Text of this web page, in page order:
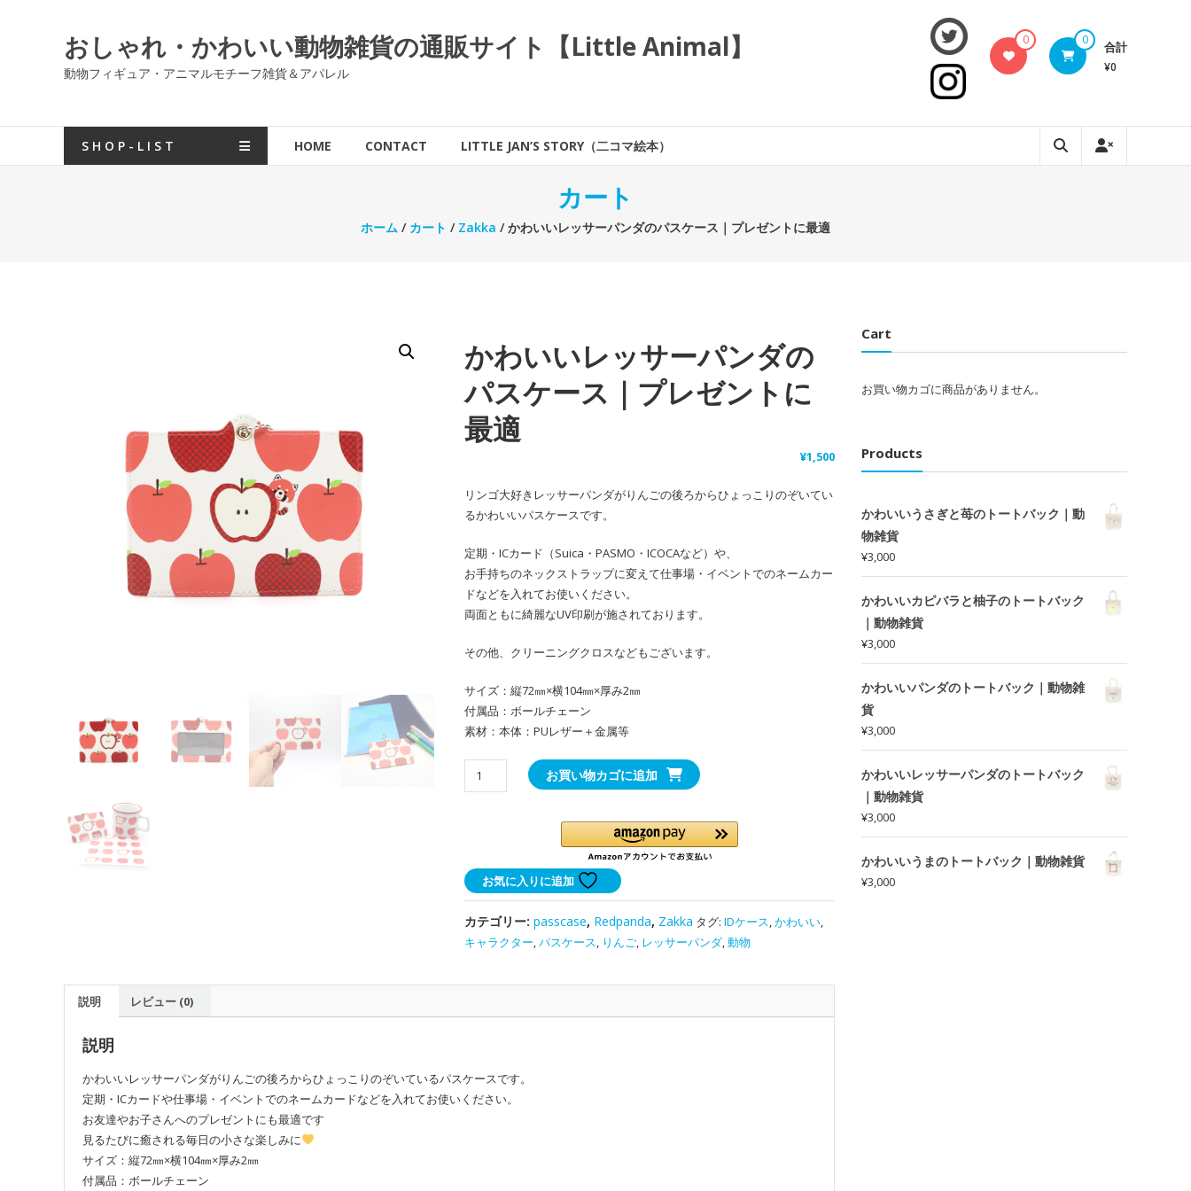
ス
おしゃれ・かわいい動物雑貨の通販サイト【Little Animal】
動物フィギュア・アニマルモチーフ雑貨＆アパレル
0 0 合計
¥0
S H O P - L I S T HOME CONTACT LITTLE JAN’S STORY（二コマ絵本）
カート
ホーム / カート / Zakka / かわいいレッサーパンダのパスケース｜プレゼントに最適
かわいいレッサーパンダの
パスケース｜プレゼントに
最適
¥1,500
リンゴ大好きレッサーパンダがりんごの後ろからひょっこりのぞいてい
るかわいいパスケースです。
定期・ICカード（Suica・PASMO・ICOCAなど）や、
お手持ちのネックストラップに変えて仕事場・イベントでのネームカー
ドなどを入れてお使いください。
両面ともに綺麗なUV印刷が施されております。
その他、クリーニングクロスなどもございます。
サイズ：縦72㎜×横104㎜×厚み2㎜
付属品：ボールチェーン
素材：本体：PUレザー＋金属等
わ
ッ
サ
パ
ン
パ
ー
ス
お買い物カゴに追加
お気に入りに追加
カテゴリー:passcase, Redpanda, Zakka タグ:IDケース,かわいい,
キャラクター,パスケース, りんご, レッサーパンダ,動物
説明 レビュー (0)
説明
かわいいレッサーパンダがりんごの後ろからひょっこりのぞいているパスケースです。
定期・ICカードや仕事場・イベントでのネームカードなどを入れてお使いください。
お友達やお子さんへのプレゼントにも最適です
見るたびに癒される毎日の小さな楽しみに
サイズ：縦72㎜×横104㎜×厚み2㎜
付属品：ボールチェーン
Cart
お買い物カゴに商品がありません。
Products
かわいいうさぎと苺のトートバック｜動
物雑貨
¥3,000
かわいいカピバラと柚子のトートバック
｜動物雑貨
¥3,000
かわいいパンダのトートバック｜動物雑
貨
¥3,000
かわいいレッサーパンダのトートバック
｜動物雑貨
¥3,000
かわいいうまのトートバック｜動物雑貨
¥3,000